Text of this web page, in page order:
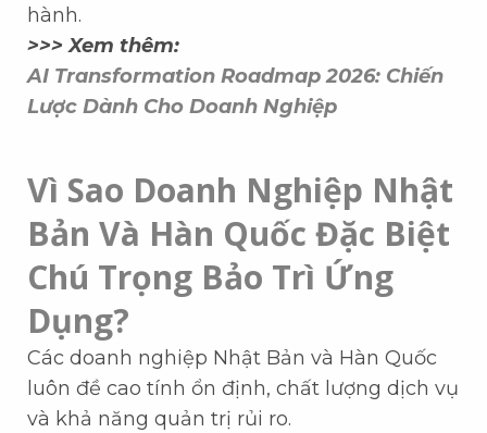
hành.
>>> Xem thêm:
AI Transformation Roadmap 2026: Chiến
Lược Dành Cho Doanh Nghiệp
Vì Sao Doanh Nghiệp Nhật
Bản Và Hàn Quốc Đặc Biệt
Chú Trọng Bảo Trì Ứng
Dụng?
Các doanh nghiệp Nhật Bản và Hàn Quốc
luôn đề cao tính ổn định, chất lượng dịch vụ
và khả năng quản trị rủi ro.